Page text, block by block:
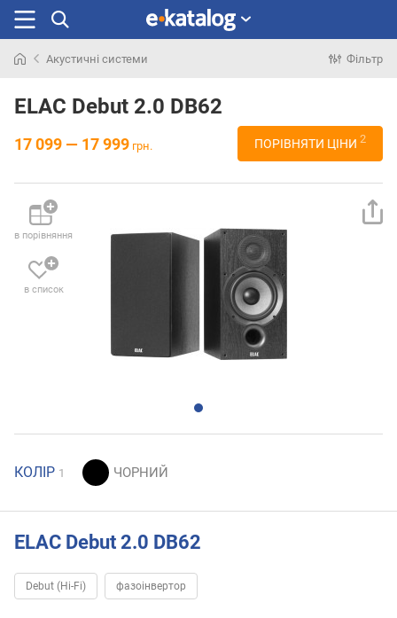
раніше
Акустичні системи Фільтр
ELAC Debut 2.0 DB62
17 099 — 17 999 грн. ПОРІВНЯТИ ЦІНИ 2
в порівняння
в список
КОЛІР 1
ELAC Debut 2.0 DB62
Debut (Hi-Fi) фазоінвертор